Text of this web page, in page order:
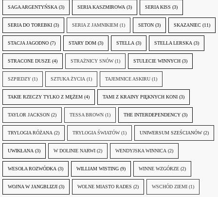
SAGA ARGENTYŃSKA (3) SERIA KASZMIROWA (3) SERIA KISS (3)
SERIA DO TOREBKI (3) SERIA Z JAMNIKIEM (1) SETON (3) SKAZANIEC (11)
STACJA JAGODNO (7) STARY DOM (3) STELLA (3) STELLA LERSKA (3)
STRACONE DUSZE (4) STRAŻNICY SNÓW (1) STULECIE WINNYCH (3)
SZPIEDZY (1) SZTUKA ŻYCIA (1) TAJEMNICE ASKIRU (1)
TAKIE RZECZY TYLKO Z MĘŻEM (4) TAMI Z KRAINY PIĘKNYCH KONI (3)
TAYLOR JACKSON (2) TESSA BROWN (1) THE INTERDEPENDENCY (3)
TRYLOGIA RÓŻANA (2) TRYLOGIA ŚWIATÓW (1) UNIWERSUM SZEŚCIANÓW (2)
UWIKŁANA (3) W DOLINIE NARWI (2) WENDYJSKA WINNICA (2)
WESOŁA ROZWÓDKA (3) WILLIAM WISTING (9) WINNE WZGÓRZE (2)
WOJNA W JANGBLIZJI (3) WOLNE MIASTO RADES (2) WSCHÓD ZIEMI (1)